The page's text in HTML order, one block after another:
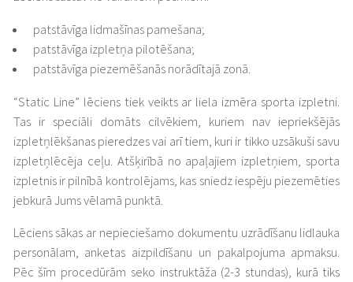
patstāvīga lidmašīnas pamešana;
patstāvīga izpletņa pilotēšana;
patstāvīga piezemēšanās norādītajā zonā.
“Static Line” lēciens tiek veikts ar liela izmēra sporta izpletni.
Tas ir speciāli domāts cilvēkiem, kuriem nav iepriekšējās
izpletņlēkšanas pieredzes vai arī tiem, kuri ir tikko uzsākuši savu
izpletņlēcēja ceļu. Atšķirībā no apaļajiem izpletņiem, sporta
izpletnis ir pilnībā kontrolējams, kas sniedz iespēju piezemēties
jebkurā Jums vēlamā punktā.
Lēciens sākas ar nepieciešamo dokumentu uzrādīšanu lidlauka
personālam, anketas aizpildīšanu un pakalpojuma apmaksu.
Pēc šīm procedūrām seko instruktāža (2-3 stundas), kurā tiks